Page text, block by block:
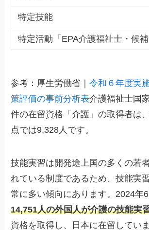
特定技能
特定活動「EPA介護福祉士・候補
参考：厚生労働省｜令和６年度実
策評価の事前分析表介護福祉士国
件の在留資格「介護」の取得者は
点では9,328人です。
技能実習は開発途上国の多くの若
れている制度であるため、技能実
常に多い傾向にあります。2024年
14,751人の外国人が介護の技能実
資格を取得し、日本に在留していま